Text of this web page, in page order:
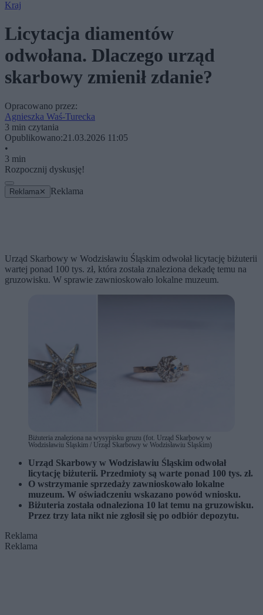
Kraj
Licytacja diamentów
odwołana. Dlaczego urząd
skarbowy zmienił zdanie?
Opracowano przez:
Agnieszka Waś-Turecka
3 min czytania
Opublikowano:21.03.2026 11:05
•
3 min
Rozpocznij dyskusję!
Reklama ✕ Reklama
Urząd Skarbowy w Wodzisławiu Śląskim odwołał licytację biżuterii
wartej ponad 100 tys. zł, która została znaleziona dekadę temu na
gruzowisku. W sprawie zawnioskowało lokalne muzeum.
Biżuteria znaleziona na wysypisku gruzu (fot. Urząd Skarbowy w
Wodzisławiu Śląskim / Urząd Skarbowy w Wodzisławiu Śląskim)
Urząd Skarbowy w Wodzisławiu Śląskim odwołał
licytację biżuterii. Przedmioty są warte ponad 100 tys. zł.
O wstrzymanie sprzedaży zawnioskowało lokalne
muzeum. W oświadczeniu wskazano powód wniosku.
Biżuteria została odnaleziona 10 lat temu na gruzowisku.
Przez trzy lata nikt nie zgłosił się po odbiór depozytu.
Reklama
Reklama